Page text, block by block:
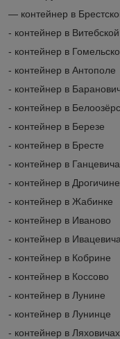
― контейнер в
- контейнер в
- контейнер в
- контейнер в Антополе
- контейнер в
- контейнер в
- контейнер в Березе
- контейнер в Бресте
- контейнер в
- контейнер в Дрогичине
- контейнер в Жабинке
- контейнер в Иваново
- контейнер в
- контейнер в Кобрине
- контейнер в Коссово
- контейнер в Лунине
- контейнер в Лунинце
- контейнер в Ляховичах